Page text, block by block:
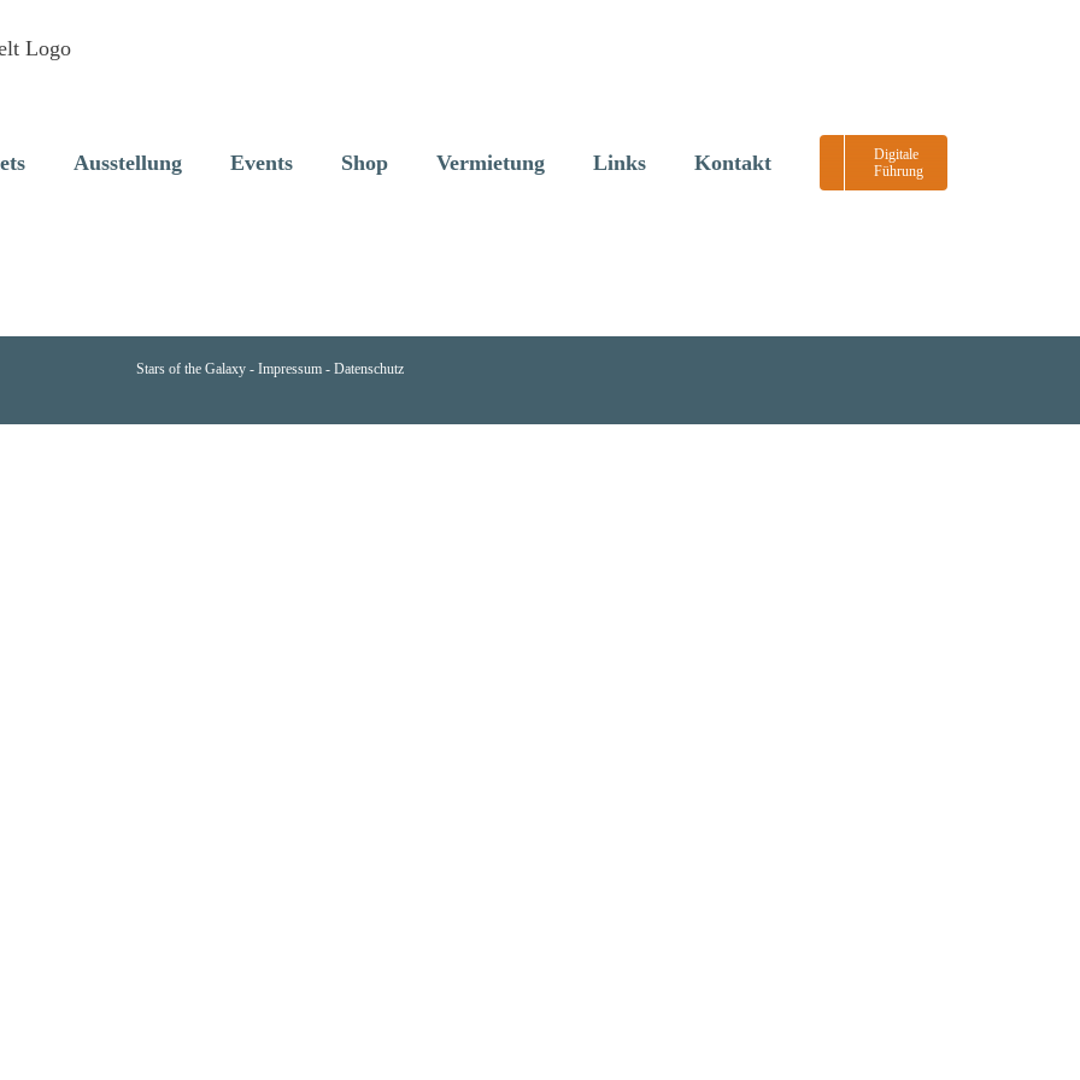
Ausstellung Events Shop Vermietung Links Kontakt
Digitale
Führung
Stars of the Galaxy - Impressum - Datenschutz